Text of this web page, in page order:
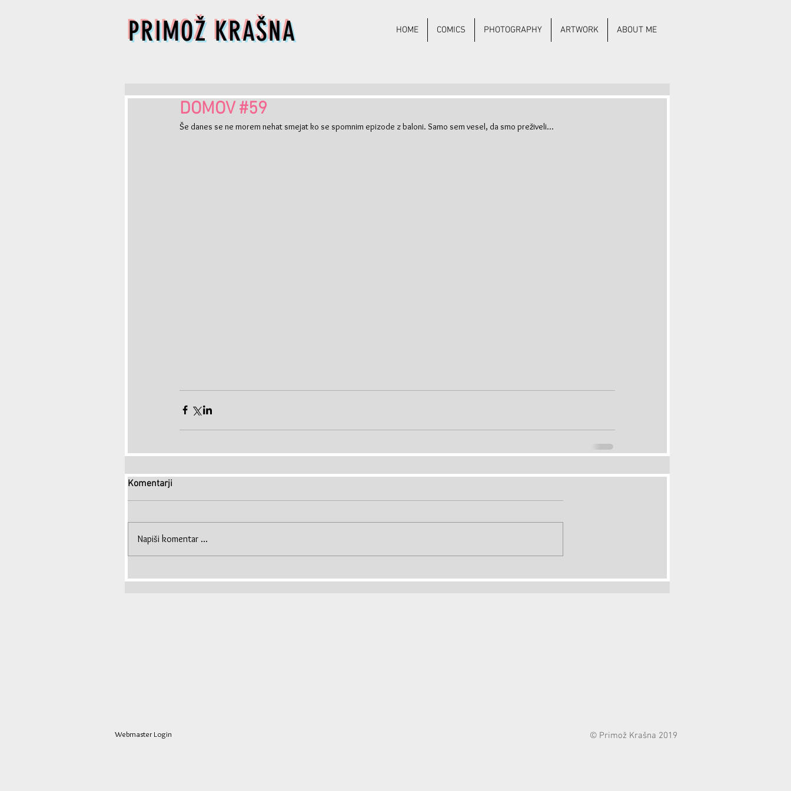
PRIMOŽ KRAŠNA HOME COMICS PHOTOGRAPHY ARTWORK ABOUT ME
DOMOV #59
Še danes se ne morem nehat smejat ko se spomnim epizode z baloni. Samo sem vesel, da smo preživeli...
Komentarji
Napiši komentar ...
Webmaster Login © Primož Krašna 2019